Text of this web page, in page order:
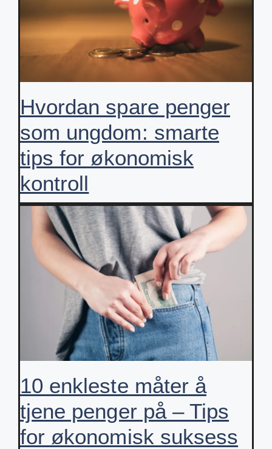
Hvordan spare penger
som ungdom: smarte
tips for økonomisk
kontroll
10 enkleste måter å
tjene penger på – Tips
for økonomisk suksess